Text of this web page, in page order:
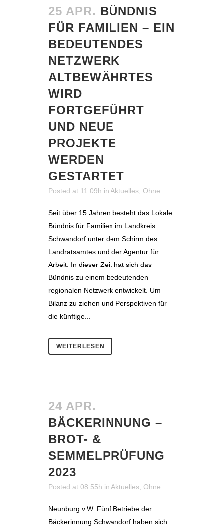
25 APR. BÜNDNIS
FÜR FAMILIEN – EIN
BEDEUTENDES
NETZWERK
ALTBEWÄHRTES
WIRD
FORTGEFÜHRT
UND NEUE
PROJEKTE
WERDEN
GESTARTET
Posted at 11:09h in Aktuelles Ohne
Seit über 15 Jahren besteht das Lokale
Bündnis für Familien im Landkreis
Schwandorf unter dem Schirm des
Landratsamtes und der Agentur für
Arbeit. In dieser Zeit hat sich das
Bündnis zu einem bedeutenden
regionalen Netzwerk entwickelt. Um
Bilanz zu ziehen und Perspektiven für
die künftige...
WEITERLESEN
24 APR.
BÄCKERINNUNG –
BROT- &
SEMMELPRÜFUNG
2023
Posted at 08:55h in Aktuelles Ohne
Neunburg v.W. Fünf Betriebe der
Bäckerinnung Schwandorf haben sich